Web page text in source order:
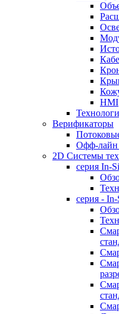
HMI
Верификаторы
Офф-лайн
2D Системы
серия In-
серия -